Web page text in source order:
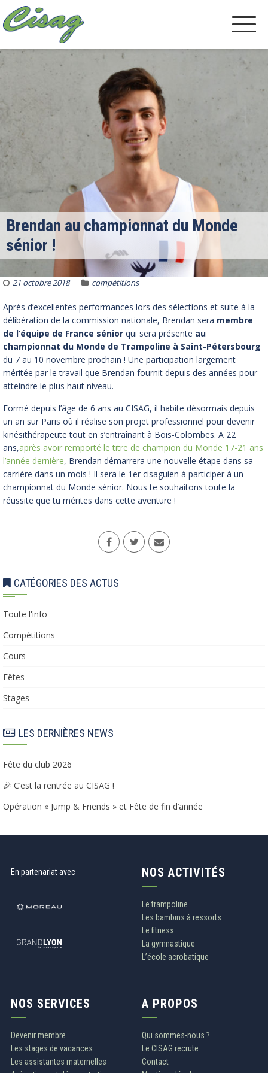
Brendan au championnat du Monde
sénior !
21 octobre 2018 compétitions
Après d’excellentes performances lors des sélections et suite à la
délibération de la commission nationale, Brendan sera membre
de l’équipe de France sénior qui sera présente au
championnat du Monde de Trampoline à Saint-Pétersbourg
du 7 au 10 novembre prochain ! Une participation largement
méritée par le travail que Brendan fournit depuis des années pour
atteindre le plus haut niveau.
Formé depuis l’âge de 6 ans au CISAG, il habite désormais depuis
un an sur Paris où il réalise son projet professionnel pour devenir
kinésithérapeute tout en s’entraînant à Bois-Colombes. A 22
ans,après avoir remporté le titre de champion du Monde 17-21 ans
l’année dernière, Brendan démarrera une nouvelle étape dans sa
carrière dans un mois ! Il sera le 1er cisaguien à participer à un
championnat du Monde sénior. Nous te souhaitons toute la
réussite que tu mérites dans cette aventure !
CATÉGORIES DES ACTUS
Toute l'info
Compétitions
Cours
Fêtes
Stages
LES DERNIÈRES NEWS
Fête du club 2026
🎉 C’est la rentrée au CISAG !
Opération « Jump & Friends » et Fête de fin d’année​​
En partenariat avec NOS ACTIVITÉS
Le trampoline
Les bambins à ressorts
Le fitness
La gymnastique
L’école acrobatique
NOS SERVICES
Devenir membre
Les stages de vacances
Les assistantes maternelles
A PROPOS
Qui sommes-nous ?
Le CISAG recrute
Contact